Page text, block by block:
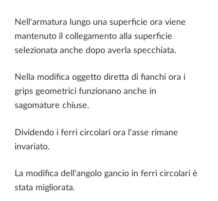
Nell'armatura lungo una superficie ora viene
mantenuto il collegamento alla superficie
selezionata anche dopo averla specchiata.
Nella modifica oggetto diretta di fianchi ora i
grips geometrici funzionano anche in
sagomature chiuse.
Dividendo i ferri circolari ora l'asse rimane
invariato.
La modifica dell'angolo gancio in ferri circolari è
stata migliorata.